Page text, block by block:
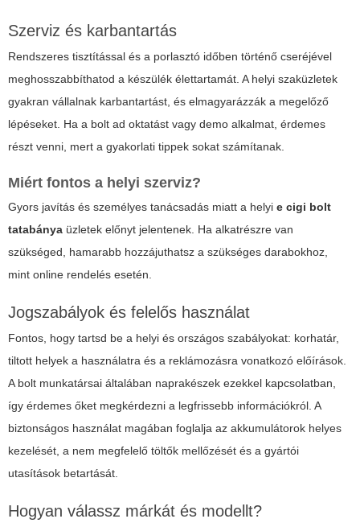
Szerviz és karbantartás
Rendszeres tisztítással és a porlasztó időben történő cseréjével
meghosszabbíthatod a készülék élettartamát. A helyi szaküzletek
gyakran vállalnak karbantartást, és elmagyarázzák a megelőző
lépéseket. Ha a bolt ad oktatást vagy demo alkalmat, érdemes
részt venni, mert a gyakorlati tippek sokat számítanak.
Miért fontos a helyi szerviz?
Gyors javítás és személyes tanácsadás miatt a helyi e cigi bolt
tatabánya üzletek előnyt jelentenek. Ha alkatrészre van
szükséged, hamarabb hozzájuthatsz a szükséges darabokhoz,
mint online rendelés esetén.
Jogszabályok és felelős használat
Fontos, hogy tartsd be a helyi és országos szabályokat: korhatár,
tiltott helyek a használatra és a reklámozásra vonatkozó előírások.
A bolt munkatársai általában naprakészek ezekkel kapcsolatban,
így érdemes őket megkérdezni a legfrissebb információkról. A
biztonságos használat magában foglalja az akkumulátorok helyes
kezelését, a nem megfelelő töltők mellőzését és a gyártói
utasítások betartását.
Hogyan válassz márkát és modellt?